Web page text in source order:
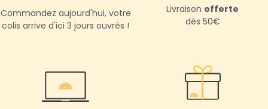
Commandez aujourd'hui, votre
colis arrive d'ici 3 jours ouvrés !
Livraison offerte
dès 50€